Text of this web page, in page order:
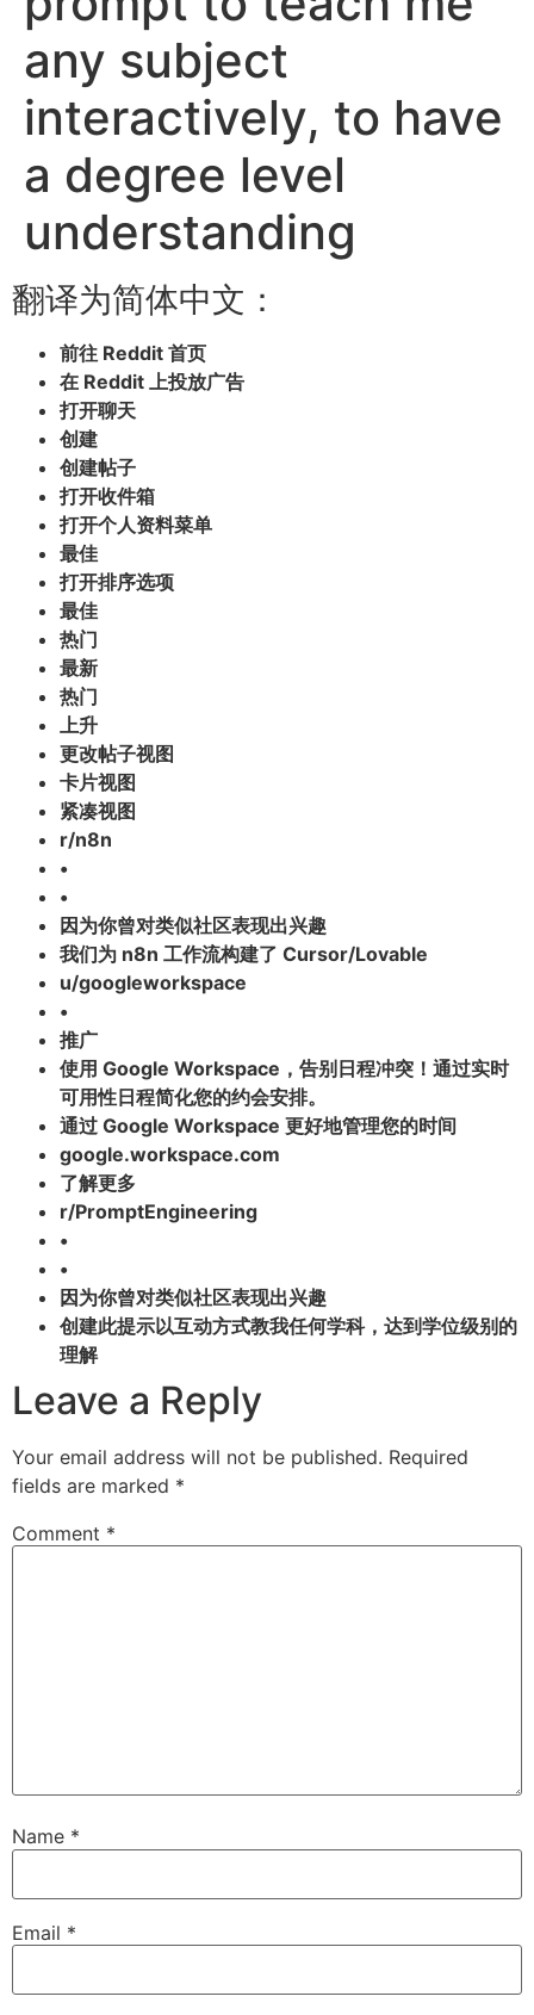
any subject
interactively, to have
a degree level
understanding
翻译为简体中文：
前往 Reddit 首页
在 Reddit 上投放广告
打开聊天
创建
创建帖子
打开收件箱
打开个人资料菜单
最佳
打开排序选项
最佳
热门
最新
热门
上升
更改帖子视图
卡片视图
紧凑视图
r/n8n
•
•
因为你曾对类似社区表现出兴趣
我们为 n8n 工作流构建了 Cursor/Lovable
u/googleworkspace
•
推广
使用 Google Workspace，告别日程冲突！通过实时
可用性日程简化您的约会安排。
通过 Google Workspace 更好地管理您的时间
google.workspace.com
了解更多
r/PromptEngineering
•
•
因为你曾对类似社区表现出兴趣
创建此提示以互动方式教我任何学科，达到学位级别的
理解
Leave a Reply
Your email address will not be published. Required
fields are marked *
Comment *
Name *
Email *